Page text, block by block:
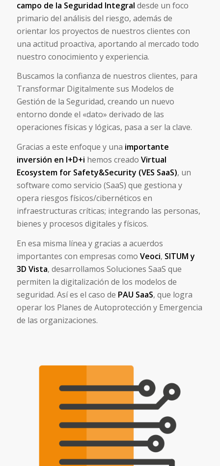
campo de la Seguridad Integral desde un foco
primario del análisis del riesgo, además de
orientar los proyectos de nuestros clientes con
una actitud proactiva, aportando al mercado todo
nuestro conocimiento y experiencia.
Buscamos la confianza de nuestros clientes, para
Transformar Digitalmente sus Modelos de
Gestión de la Seguridad, creando un nuevo
entorno donde el «dato» derivado de las
operaciones físicas y lógicas, pasa a ser la clave.
Gracias a este enfoque y una importante
inversión en I+D+i hemos creado Virtual
Ecosystem for Safety&Security (VES SaaS), un
software como servicio (SaaS) que gestiona y
opera riesgos físicos/cibernéticos en
infraestructuras críticas; integrando las personas,
bienes y procesos digitales y físicos.
En esa misma línea y gracias a acuerdos
importantes con empresas como Veoci, SITUM y
3D Vista, desarrollamos Soluciones SaaS que
permiten la digitalización de los modelos de
seguridad. Así es el caso de PAU SaaS, que logra
operar los Planes de Autoprotección y Emergencia
de las organizaciones.